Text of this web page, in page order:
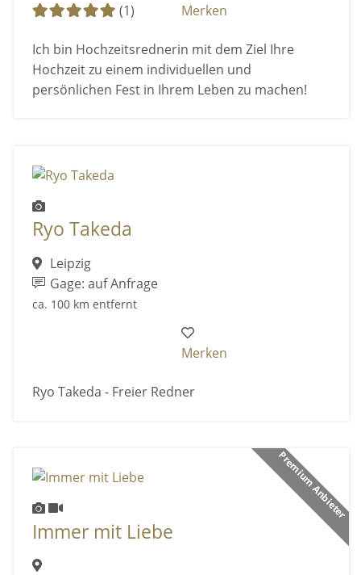
(1)
Merken
Ich bin Hochzeitsrednerin mit dem Ziel Ihre
Hochzeit zu einem individuellen und
persönlichen Fest in Ihrem Leben zu machen!
Ryo Takeda
Leipzig
Gage: auf Anfrage
ca. 100 km entfernt
Merken
Ryo Takeda - Freier Redner
Premium Anbieter
Immer mit Liebe